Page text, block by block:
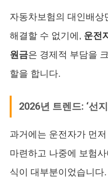
자동차보험의 대인배상
해결할 수 없기에, 운전
원금은 경제적 부담을
할을 합니다.
2026년 트렌드: ‘선
과거에는 운전자가 먼
마련하고 나중에 보험사
식이 대부분이었습니다